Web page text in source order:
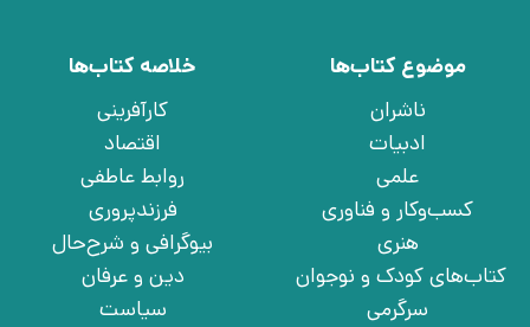
موضوع کتاب‌ها
ناشران
ادبیات
علمی
کسب‌وکار و فناوری
هنری
کتاب‌های کودک و نوجوان
سرگرمی
خلاصه کتاب‌ها
کارآفرینی
اقتصاد
روابط عاطفی
فرزندپروری
بیوگرافی و شرح‌حال
دین و عرفان
سیاست